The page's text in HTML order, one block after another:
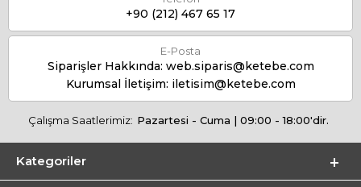
+90 (212) 467 65 17
E-Posta
Siparişler Hakkında: web.siparis@ketebe.com
Kurumsal İletişim: iletisim@ketebe.com
Çalışma Saatlerimiz: Pazartesi - Cuma | 09:00 - 18:00'dir.
Kategoriler